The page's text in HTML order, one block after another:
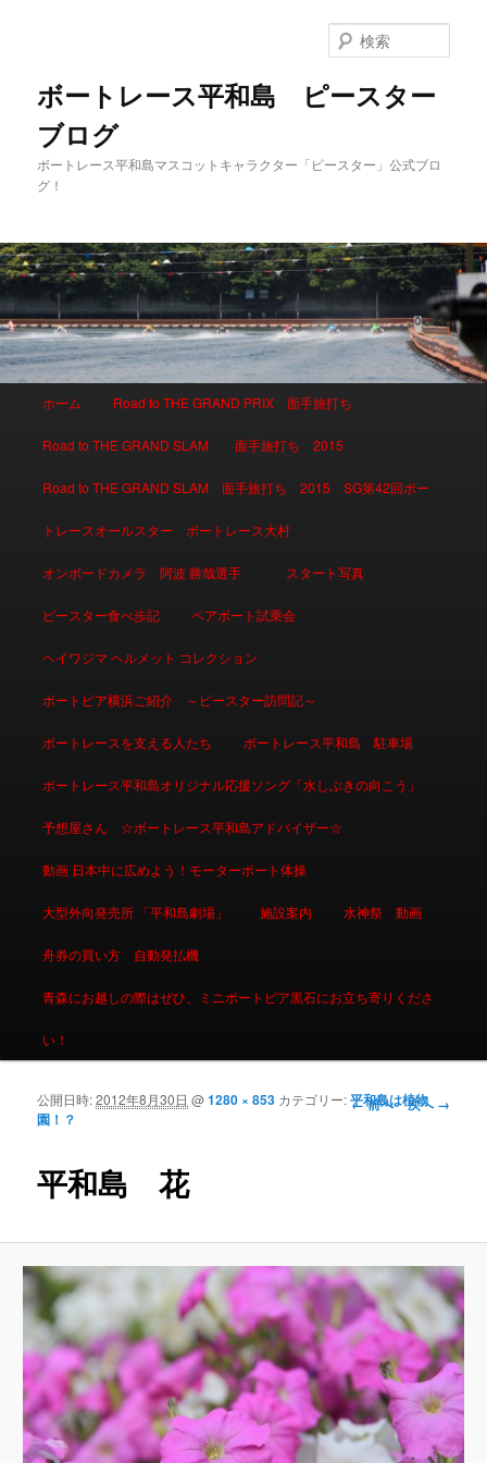
ボートレース平和島 ピースター
ブログ
ボートレース平和島マスコットキャラクター「ピースター」公式ブロ
グ！
索
メインコンテンツへ移動
サブコンテンツへ移動
ホーム Road to THE GRAND PRIX 面手旅打ち
Road to THE GRAND SLAM 面手旅打ち 2015
Road to THE GRAND SLAM 面手旅打ち 2015 SG第42回ボー
トレースオールスター ボートレース大村
オンボードカメラ 阿波 勝哉選手 スタート写真
ピースター食べ歩記 ペアボート試乗会
ヘイワジマ ヘルメット コレクション
ボートピア横浜ご紹介 ～ピースター訪問記～
ボートレースを支える人たち ボートレース平和島 駐車場
ボートレース平和島オリジナル応援ソング「水しぶきの向こう」
予想屋さん ☆ボートレース平和島アドバイザー☆
動画 日本中に広めよう！モーターボート体操
大型外向発売所 「平和島劇場」 施設案内 水神祭 動画
舟券の買い方 自動発払機
青森にお越しの際はぜひ、ミニボートピア黒石にお立ち寄りくださ
い！
画像ナビゲーシ
← 前へ 次へ →
平和島 花
公開日時:2012年8月30日 @1280 × 853 カテゴリー:平和島は植物
園！？